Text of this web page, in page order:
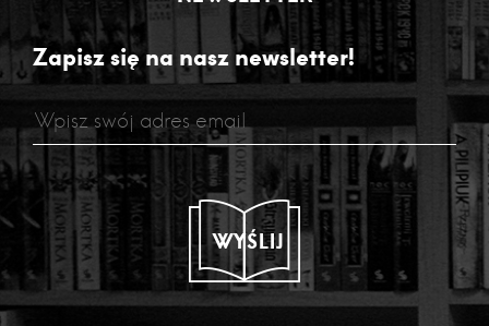
Zapisz się na nasz newsletter!
WYŚLIJ